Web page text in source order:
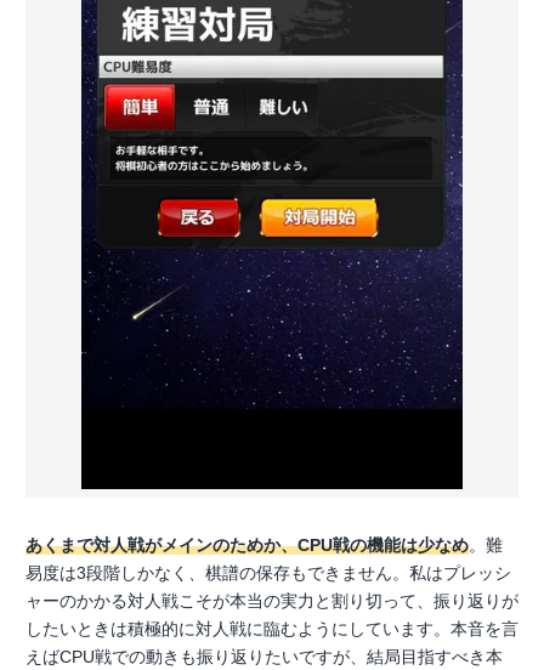
あくまで対人戦がメインのためか、CPU戦の機能は少なめ。難
易度は3段階しかなく、棋譜の保存もできません。私はプレッシ
ャーのかかる対人戦こそが本当の実力と割り切って、振り返りが
したいときは積極的に対人戦に臨むようにしています。本音を言
えばCPU戦での動きも振り返りたいですが、結局目指すべき本